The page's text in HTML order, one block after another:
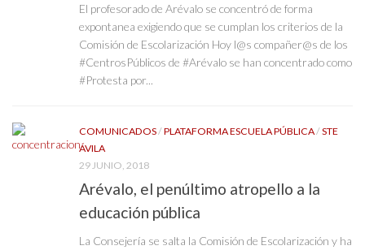
El profesorado de Arévalo se concentró de forma
expontanea exigiendo que se cumplan los criterios de la
Comisión de Escolarización Hoy l@s compañer@s de los
#CentrosPúblicos de #Arévalo se han concentrado como
#Protesta por...
COMUNICADOS/PLATAFORMA ESCUELA PÚBLICA/STE
ÁVILA
29 JUNIO, 2018
Arévalo, el penúltimo atropello a la
educación pública
La Consejería se salta la Comisión de Escolarización y ha